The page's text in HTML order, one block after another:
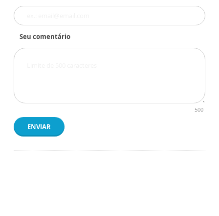
Seu comentário
500
ENVIAR